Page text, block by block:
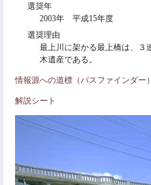
選奨年
2003年 平成15年度
選奨理由
最上川に架かる最上橋は、３
木遺産である。
情報源への道標（パスファインダー
解説シート